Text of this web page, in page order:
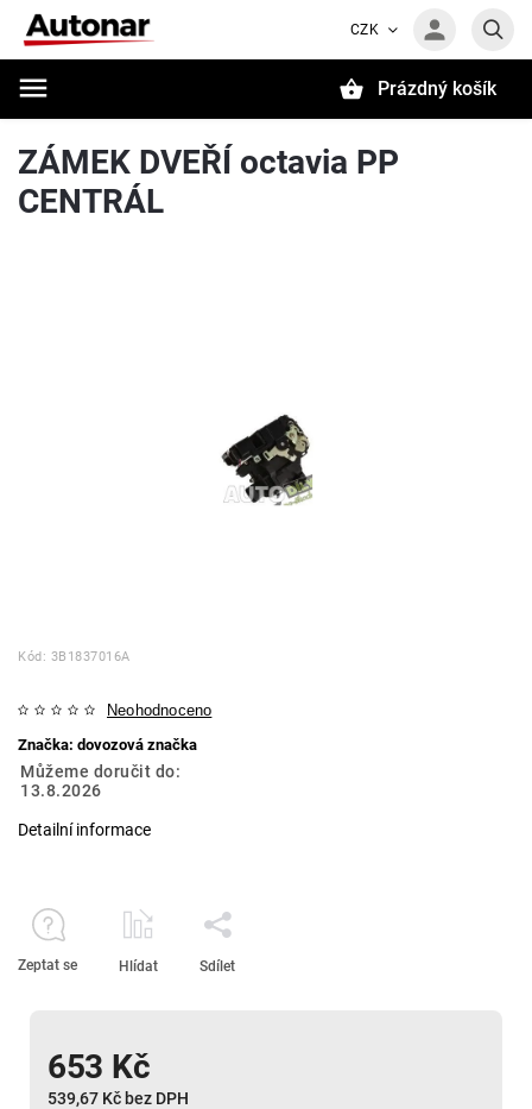
CZK
Prázdný košík
ZÁMEK DVEŘÍ octavia PP
CENTRÁL
Kód: 3B1837016A
Neohodnoceno
Značka: dovozová značka
653 Kč
539,67 Kč bez DPH
Můžeme doručit do:
13.8.2026
Detailní informace
Zeptat se Hlídat Sdílet